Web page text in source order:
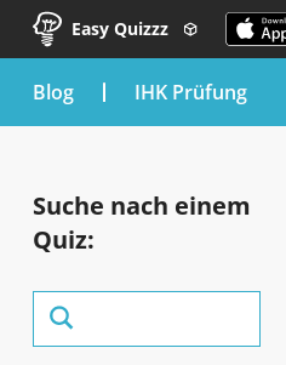
Easy Quizzz
blog IHK Prüfung
Suche nach einem
Quiz: